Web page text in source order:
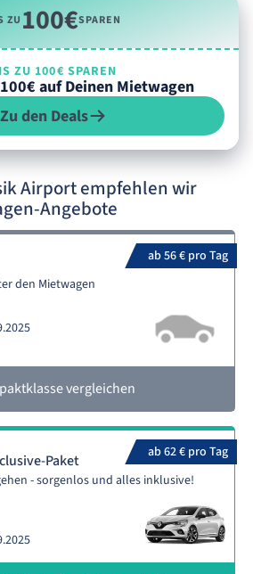
ZU100€SPAREN
ZU 100€ SPAREN
auf Deinen Mietwagen
Zu den Deals
Airport empfehlen wir
Angebote
ab 56 € pro Tag
den Mietwagen
vergleichen
ab 62 € pro Tag
Paket
- sorgenlos und alles inklusive!